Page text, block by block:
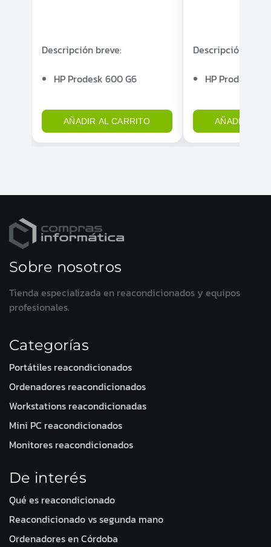
Descripción breve:
HP Prodesk 600 G6
4.60 G HZ
16GB RAM DDR4 - SSD 512
GBM.2 NVME
2 Años de Garantía
AÑADIR AL CARRITO
Descripción
HP Prodesk
4.60 G HZ
16GB RAM
GBM.2 NVME
2 Años de
AÑADIR AL
Sobre nosotros
Tienda especializada en reacondicionados y equipos
profesionales.
Categorías
Portátiles reacondicionados
Ordenadores reacondicionados
Workstations reacondicionadas
Mini PC reacondicionados
Monitores reacondicionados
De interés
Qué es reacondicionado
Reacondicionado vs segunda mano
Ordenadores en Córdoba